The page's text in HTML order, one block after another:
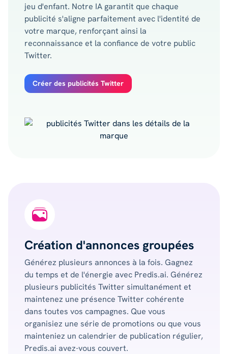
jeu d'enfant. Notre IA garantit que chaque
publicité s'aligne parfaitement avec l'identité de
votre marque, renforçant ainsi la
reconnaissance et la confiance de votre public
Twitter.
Créer des publicités Twitter
Création d'annonces groupées
Générez plusieurs annonces à la fois. Gagnez
du temps et de l'énergie avec Predis.ai. Générez
plusieurs publicités Twitter simultanément et
maintenez une présence Twitter cohérente
dans toutes vos campagnes. Que vous
organisiez une série de promotions ou que vous
mainteniez un calendrier de publication régulier,
Predis.ai avez-vous couvert.